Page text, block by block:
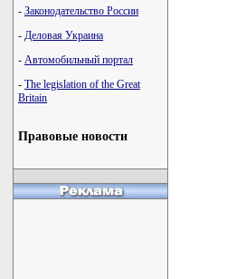
- Законодательство России
- Деловая Украина
- Автомобильный портал
- The legislation of the Great
Britain
Правовые новости